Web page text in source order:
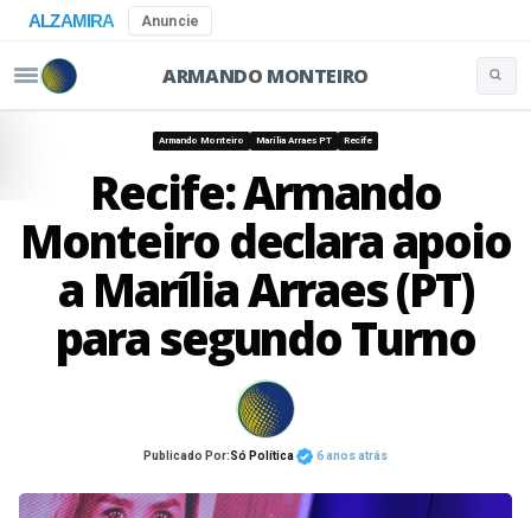
ALZAMIRA Anuncie
ARMANDO MONTEIRO
Armando Monteiro Marília Arraes PT Recife
Recife: Armando
Monteiro declara apoio
a Marília Arraes (PT)
para segundo Turno
Publicado Por:Só Política 6 anos atrás